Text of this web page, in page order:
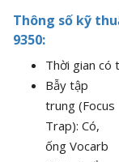
Thông số kỹ
9350:
Thời gian có
Bẫy tập
trung (Focus
Trap): Có,
ống Vocarb